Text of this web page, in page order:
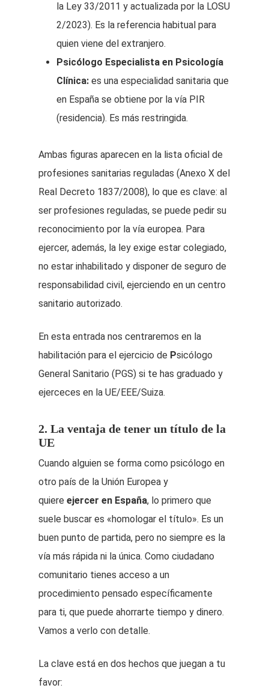
la Ley 33/2011 y actualizada por la LOSU
2/2023). Es la referencia habitual para
quien viene del extranjero.
Psicólogo Especialista en Psicología
Clínica: es una especialidad sanitaria que
en España se obtiene por la vía PIR
(residencia). Es más restringida.
Ambas figuras aparecen en la lista oficial de
profesiones sanitarias reguladas (Anexo X del
Real Decreto 1837/2008), lo que es clave: al
ser profesiones reguladas, se puede pedir su
reconocimiento por la vía europea. Para
ejercer, además, la ley exige estar colegiado,
no estar inhabilitado y disponer de seguro de
responsabilidad civil, ejerciendo en un centro
sanitario autorizado.
En esta entrada nos centraremos en la
habilitación para el ejercicio de Psicólogo
General Sanitario (PGS) si te has graduado y
ejerceces en la UE/EEE/Suiza.
2. La ventaja de tener un título de la
UE
Cuando alguien se forma como psicólogo en
otro país de la Unión Europea y
quiere ejercer en España, lo primero que
suele buscar es «homologar el título». Es un
buen punto de partida, pero no siempre es la
vía más rápida ni la única. Como ciudadano
comunitario tienes acceso a un
procedimiento pensado específicamente
para ti, que puede ahorrarte tiempo y dinero.
Vamos a verlo con detalle.
La clave está en dos hechos que juegan a tu
favor: